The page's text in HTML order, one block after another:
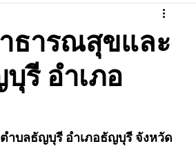
ธารณสุขและ
รี อำเภอ
บลธัญบุรี อำเภอธัญบุรี จังหวัด